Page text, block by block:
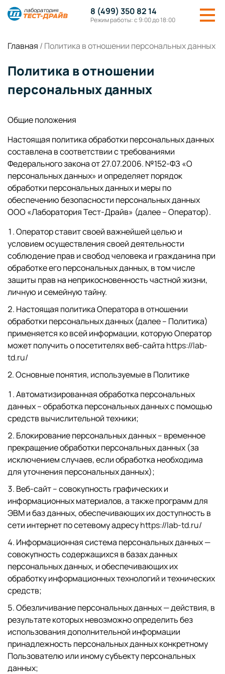
8 (499) 350 82 14
Режим работы: с 9:00 до 18:00
Главная / Политика в отношении персональных данных
Политика в отношении
персональных данных
Общие положения
Настоящая политика обработки персональных данных
составлена в соответствии с требованиями
Федерального закона от 27.07.2006. №152-ФЗ «О
персональных данных» и определяет порядок
обработки персональных данных и меры по
обеспечению безопасности персональных данных
ООО «Лаборатория Тест-Драйв» (далее – Оператор).
Оператор ставит своей важнейшей целью и
условием осуществления своей деятельности
соблюдение прав и свобод человека и гражданина при
обработке его персональных данных, в том числе
защиты прав на неприкосновенность частной жизни,
личную и семейную тайну.
Настоящая политика Оператора в отношении
обработки персональных данных (далее – Политика)
применяется ко всей информации, которую Оператор
может получить о посетителях веб-сайта https://lab-
td.ru/
2. Основные понятия, используемые в Политике
Автоматизированная обработка персональных
данных – обработка персональных данных с помощью
средств вычислительной техники;
Блокирование персональных данных – временное
прекращение обработки персональных данных (за
исключением случаев, если обработка необходима
для уточнения персональных данных);
Веб-сайт – совокупность графических и
информационных материалов, а также программ для
ЭВМ и баз данных, обеспечивающих их доступность в
сети интернет по сетевому адресуhttps://lab-td.ru/
Информационная система персональных данных —
совокупность содержащихся в базах данных
персональных данных, и обеспечивающих их
обработку информационных технологий и технических
средств;
Обезличивание персональных данных — действия, в
результате которых невозможно определить без
использования дополнительной информации
принадлежность персональных данных конкретному
Пользователю или иному субъекту персональных
данных;